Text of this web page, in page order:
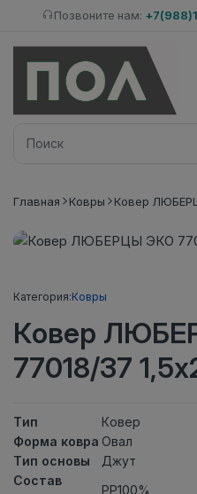
Позвоните нам:
Главная Ковры Ковер
Категория:Ковры
Ковер
77018/37
Тип
Ковер
Форма ковра Овал
Тип основы
Джут
Состав
PP100%